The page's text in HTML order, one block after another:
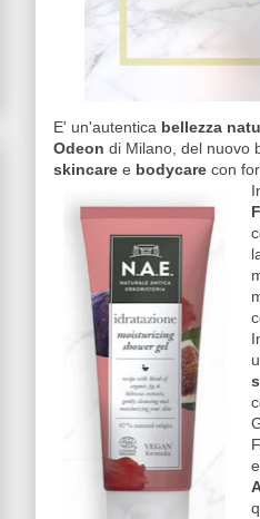
E' un'autentica bellezza
Odeon di Milano, del nuovo
skincare e bodycare con